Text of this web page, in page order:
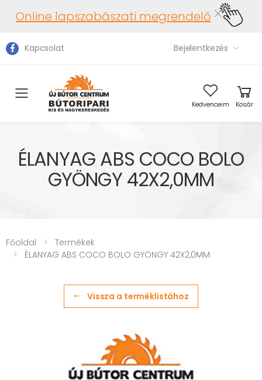
Online lapszabászati megrendelő
Kapcsolat Bejelentkezés
Toggle mobile menu Kedvenceim Kosár
ÉLANYAG ABS COCO BOLO
GYÖNGY 42X2,0MM
Főoldal
Termékek
ÉLANYAG ABS COCO BOLO GYÖNGY 42X2,0MM
Vissza a terméklistához